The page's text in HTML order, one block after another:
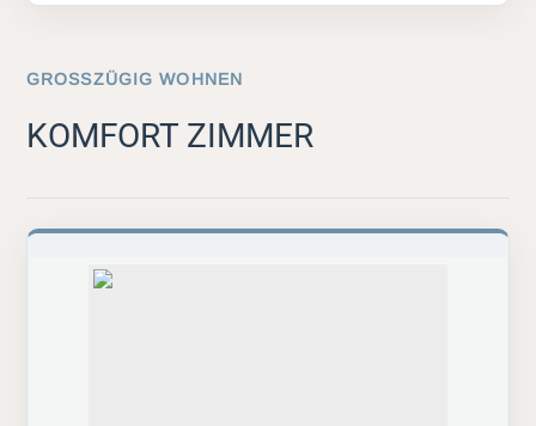
GROSSZÜGIG WOHNEN
KOMFORT ZIMMER